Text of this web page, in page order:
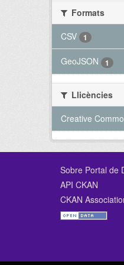
Formats
CSV
1
GeoJSON 1
Llicències
Creative
Sobre Portal de
API CKAN
CKAN